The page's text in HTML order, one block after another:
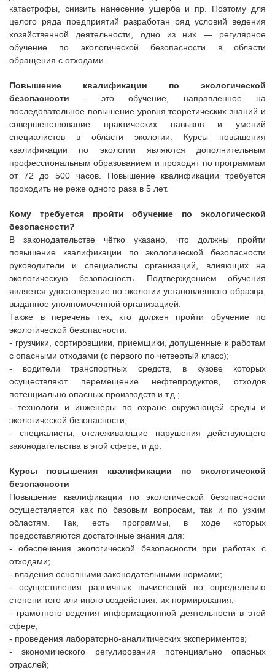
катастрофы, снизить нанесение ущерба и пр. Поэтому для
целого ряда предприятий разработан ряд условий ведения
хозяйственной деятельности, одно из них — регулярное
обучение по экологической безопасности в области
обращения с отходами.
Повышение квалификации по экологической
безопасности - это обучение, направленное на
последовательное повышение уровня теоретических знаний и
совершенствование практических навыков и умений
специалистов в области экологии. Курсы повышения
квалификации по экологии являются дополнительным
профессиональным образованием и проходят по программам
от 72 до 500 часов. Повышение квалификации требуется
проходить не реже одного раза в 5 лет.
Кому требуется пройти обучение по экологической
безопасности?
В законодательстве чётко указано, что должны пройти
повышение квалификации по экологической безопасности
руководители и специалисты организаций, влияющих на
экологическую безопасность. Подтверждением обучения
является удостоверение по экологии установленного образца,
выданное уполномоченной организацией.
Также в перечень тех, кто должен пройти обучение по
экологической безопасности:
- грузчики, сортировщики, приемщики, допущенные к работам
с опасными отходами (с первого по четвертый класс);
- водители транспортных средств, в кузове которых
осуществляют перемещение нефтепродуктов, отходов
потенциально опасных производств и т.д.;
- технологи и инженеры по охране окружающей среды и
экологической безопасности;
- специалисты, отслеживающие нарушения действующего
законодательства в этой сфере, и др.
Курсы повышения квалификации по
экологической
безопасности
Повышение квалификации по экологической безопасности
осуществляется как по базовым вопросам, так и по узким
областям. Так, есть программы, в ходе которых
предоставляются достаточные знания для:
- обеспечения экологической безопасности при работах с
отходами;
- владения основными законодательными нормами;
- осуществления различных вычислений по определению
степени того или иного воздействия, их нормирования;
- грамотного ведения информационной деятельности в этой
сфере;
- проведения лабораторно-аналитических экспериментов;
- экономического регулирования потенциально опасных
отраслей;